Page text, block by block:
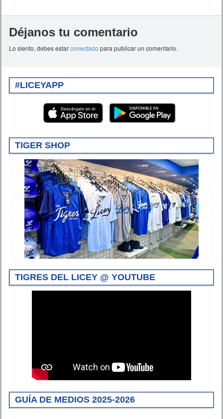
Déjanos tu comentario
Lo siento, debes estarconectado para publicar un comentario.
#LICEYAPP
TIGER SHOP
TIGRES DEL LICEY @ YOUTUBE
GUÍA DE MEDIOS 2025-2026